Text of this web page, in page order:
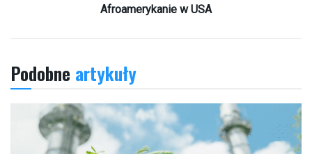
Afroamerykanie w USA
Podobne artykuły